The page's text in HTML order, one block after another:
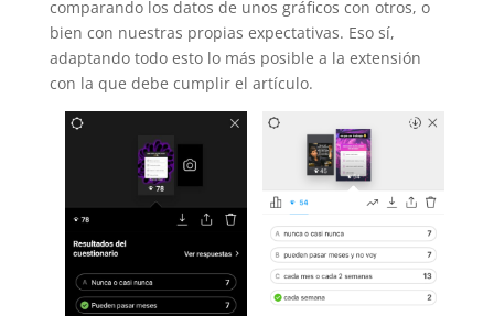
comparando los datos de unos gráficos con otros, o
bien con nuestras propias expectativas. Eso sí,
adaptando todo esto lo más posible a la extensión
con la que debe cumplir el artículo.